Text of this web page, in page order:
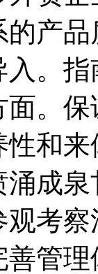
产
。
。
和
成
考
善管